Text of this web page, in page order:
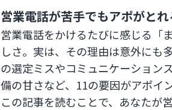
営業電話が苦手でもアポがと
営業電話をかけるたびに感じる
しさ。実は、その理由は意外にも
の選定ミスやコミュニケーション
備の甘さなど、11の要因がアポイ
この記事を読むことで、あなたが